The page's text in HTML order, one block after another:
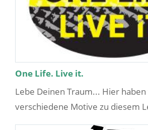
One Life. Live it.
Lebe Deinen Traum... Hier
verschiedene Motive zu diesem